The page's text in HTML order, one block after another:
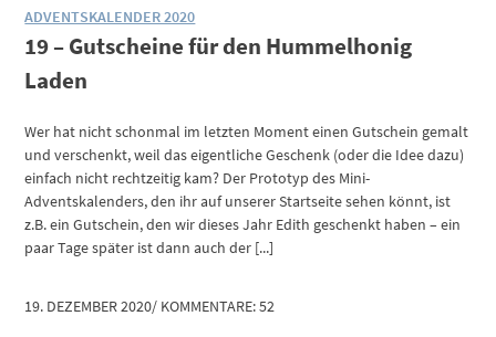
ADVENTSKALENDER 2020
19 – Gutscheine für den Hummelhonig
Laden
Wer hat nicht schonmal im letzten Moment einen Gutschein gemalt
und verschenkt, weil das eigentliche Geschenk (oder die Idee dazu)
einfach nicht rechtzeitig kam? Der Prototyp des Mini-
Adventskalenders, den ihr auf unserer Startseite sehen könnt, ist
z.B. ein Gutschein, den wir dieses Jahr Edith geschenkt haben – ein
paar Tage später ist dann auch der [...]
19. DEZEMBER 2020/ KOMMENTARE: 52